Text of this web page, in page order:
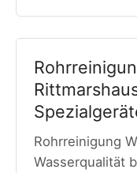
Rohrreinigung
Wasserqualität